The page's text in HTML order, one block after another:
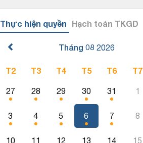
Thực hiện quyền Hạch toán TKGD
Tháng 08 2026
T2 T3 T4 T5 T6 T7
27 28 29 30 31 1
3 4 5 6 7 8
10 11 12 13 14 15